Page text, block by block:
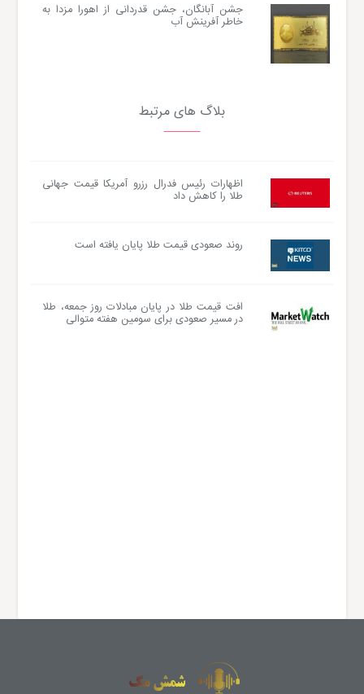
جشن آبانگان، جشن قدردانی از اهورا مزدا به
خاطر آفرینش آب
بلاگ های مرتبط
اظهارات رئیس فدرال رزرو آمریکا قیمت جهانی
طلا را کاهش داد
روند صعودی قیمت طلا پایان یافته است
افت قیمت طلا در پایان مبادلات روز جمعه، طلا
در مسیر صعودی برای سومین هفته متوالی